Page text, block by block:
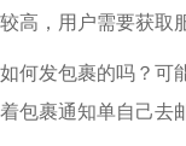
高，用户需要获取
何发包裹的吗？
包裹通知单自己去